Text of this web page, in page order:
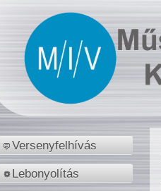
Versenyfelhívás
Lebonyolítás